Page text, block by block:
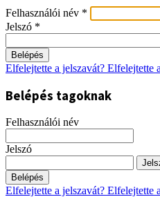
Felhasználói név *
Jelszó *
Belépés
Elfelejtette a jelszavát? Elfelejtette
Belépés tagoknak
Felhasználói név
Jelszó
Belépés
Elfelejtette a jelszavát? Elfelejtette